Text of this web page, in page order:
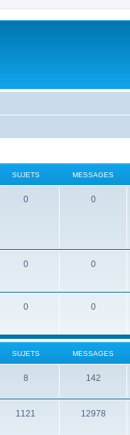
SUJETS MESSAGES
0 0
0 0
0 0
SUJETS MESSAGES
8 142
1121 12978